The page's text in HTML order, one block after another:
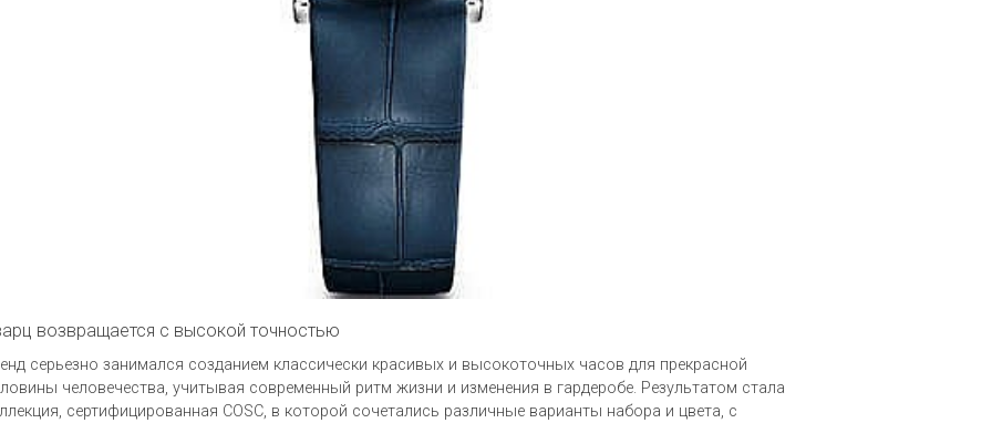
возвращается с высокой точностью
серьезно занимался созданием классически красивых и высокоточных часов для прекрасной
человечества, учитывая современный ритм жизни и изменения в гардеробе. Результатом стала
сертифицированная COSC, в которой сочетались различные варианты набора и цвета, с